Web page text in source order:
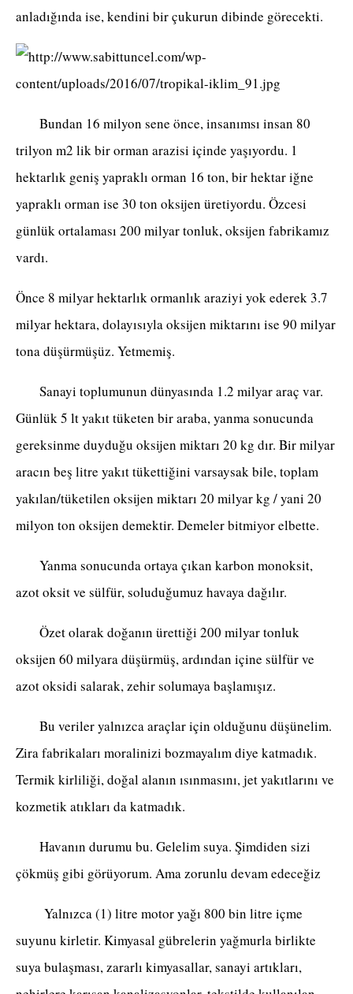
anladığında ise, kendini bir çukurun dibinde görecekti.
Bundan 16 milyon sene önce, insanımsı insan 80
trilyon m2 lik bir orman arazisi içinde yaşıyordu. 1
hektarlık geniş yapraklı orman 16 ton, bir hektar iğne
yapraklı orman ise 30 ton oksijen üretiyordu. Özcesi
günlük ortalaması 200 milyar tonluk, oksijen fabrikamız
vardı.
Önce 8 milyar hektarlık ormanlık araziyi yok ederek 3.7
milyar hektara, dolayısıyla oksijen miktarını ise 90 milyar
tona düşürmüşüz. Yetmemiş.
Sanayi toplumunun dünyasında 1.2 milyar araç var.
Günlük 5 lt yakıt tüketen bir araba, yanma sonucunda
gereksinme duyduğu oksijen miktarı 20 kg dır. Bir milyar
aracın beş litre yakıt tükettiğini varsaysak bile, toplam
yakılan/tüketilen oksijen miktarı 20 milyar kg / yani 20
milyon ton oksijen demektir. Demeler bitmiyor elbette.
Yanma sonucunda ortaya çıkan karbon monoksit,
azot oksit ve sülfür, soluduğumuz havaya dağılır.
Özet olarak doğanın ürettiği 200 milyar tonluk
oksijen 60 milyara düşürmüş, ardından içine sülfür ve
azot oksidi salarak, zehir solumaya başlamışız.
Bu veriler yalnızca araçlar için olduğunu düşünelim.
Zira fabrikaları moralinizi bozmayalım diye katmadık.
Termik kirliliği, doğal alanın ısınmasını, jet yakıtlarını ve
kozmetik atıkları da katmadık.
Havanın durumu bu. Gelelim suya. Şimdiden sizi
çökmüş gibi görüyorum. Ama zorunlu devam edeceğiz
Yalnızca (1) litre motor yağı 800 bin litre içme
suyunu kirletir. Kimyasal gübrelerin yağmurla birlikte
suya bulaşması, zararlı kimyasallar, sanayi artıkları,